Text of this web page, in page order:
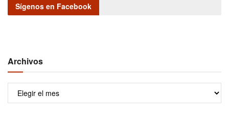
Sígenos en Facebook
Archivos